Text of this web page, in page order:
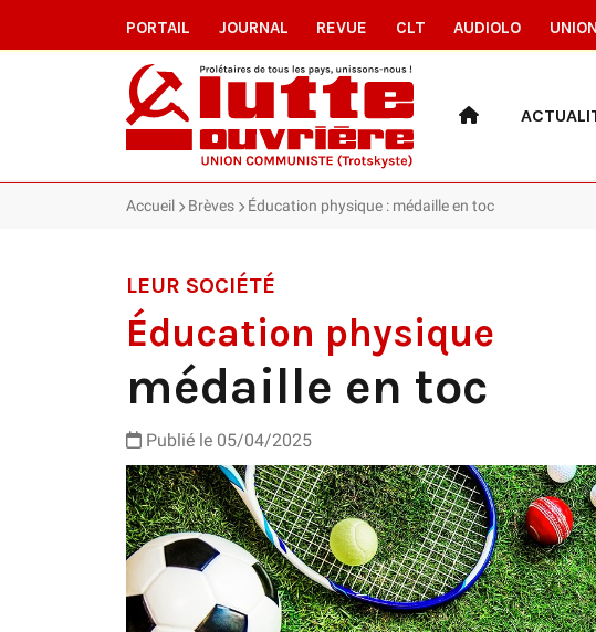
PORTAIL JOURNAL REVUE CLT AUDIOLO
Accueil Brèves Éducation physique : médaille en toc
LEUR SOCIÉTÉ
Éducation physique
médaille en toc
Publié le 05/04/2025